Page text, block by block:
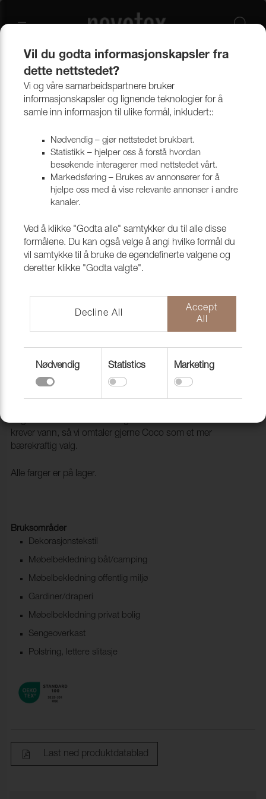
Produkter Bekledningsmaterialer
Coco 9693 Night
1006216
farger. Denne tekstilen er farget med en metode som ikke
krever vann, så vi omtaler gjerne Coco som et mer
bærekraftig valg.
Alle farger er på lager.
Bruksområder
Dekorasjonstekstil
Møbelbekledning båt/camping
Møbelbekledning offentlig miljø
Gardiner/draperi
Møbelbekledning privat bolig
Sengeoverkast
Polstring, lettere slitasje
Last ned produktdatablad
Vil du godta informasjonskapsler fra
dette nettstedet?
Vi og våre samarbeidspartnere bruker
informasjonskapsler og lignende teknologier for å
samle inn informasjon til ulike formål, inkludert::
Nødvendig – gjør nettstedet brukbart.
Statistikk – hjelper oss å forstå hvordan
besøkende interagerer med nettstedet vårt.
Markedsføring – Brukes av annonsører for å
hjelpe oss med å vise relevante annonser i andre
kanaler.
Ved å klikke "Godta alle" samtykker du til alle disse
formålene. Du kan også velge å angi hvilke formål du
vil samtykke til å bruke de egendefinerte valgene og
deretter klikke "Godta valgte".
Decline All
Accept
All
Nødvendig Statistics Marketing